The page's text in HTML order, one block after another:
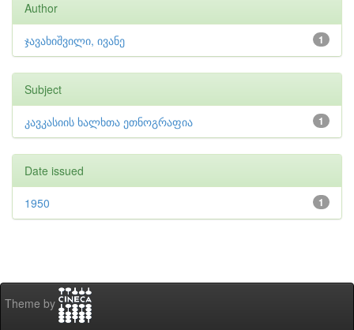
Author
1
ჯავახიშვილი, ივანე
Subject
1
კავკასიის ხალხთა ეთნოგრაფია
Date issued
1
1950
Theme by